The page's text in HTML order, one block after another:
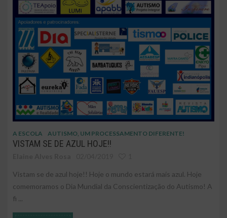
A ESCOLA AUTISMO, UM PROCESSAMENTO DIFERENTE!
VISTAM SE DE AZUL HOJE!!
Vistam se de azul hoje!! Hoje o mundo estará mais azul. Hoje
comemoramos o Dia Mundial da Conscientização do Autismo! A
fi ...